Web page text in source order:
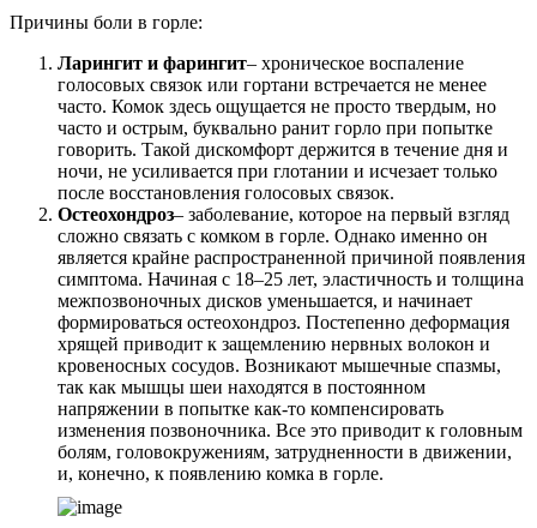
Причины боли в горле:
Ларингит и фарингит– хроническое воспаление
голосовых связок или гортани встречается не менее
часто. Комок здесь ощущается не просто твердым, но
часто и острым, буквально ранит горло при попытке
говорить. Такой дискомфорт держится в течение дня и
ночи, не усиливается при глотании и исчезает только
после восстановления голосовых связок.
Остеохондроз– заболевание, которое на первый взгляд
сложно связать с комком в горле. Однако именно он
является крайне распространенной причиной появления
симптома. Начиная с 18–25 лет, эластичность и толщина
межпозвоночных дисков уменьшается, и начинает
формироваться остеохондроз. Постепенно деформация
хрящей приводит к защемлению нервных волокон и
кровеносных сосудов. Возникают мышечные спазмы,
так как мышцы шеи находятся в постоянном
напряжении в попытке как-то компенсировать
изменения позвоночника. Все это приводит к головным
болям, головокружениям, затрудненности в движении,
и, конечно, к появлению комка в горле.